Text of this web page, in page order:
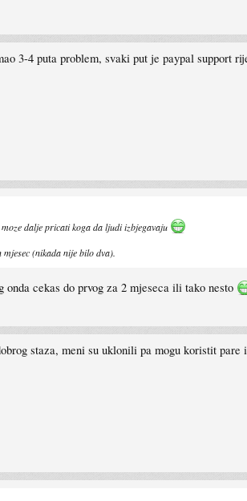
3-4 puta problem, svaki put je paypal support
dalje pricati koga da ljudi izbjegavaju
(nikada nije bilo dva).
onda cekas do prvog za 2 mjeseca ili tako nesto
staza, meni su uklonili pa mogu koristit pare